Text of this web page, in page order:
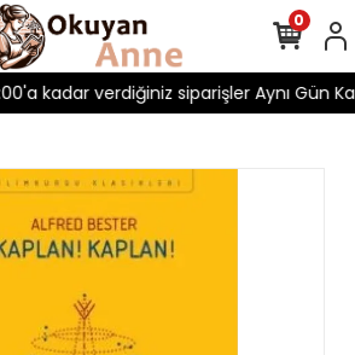
kadar verdiğiniz siparişler Aynı Gün
0